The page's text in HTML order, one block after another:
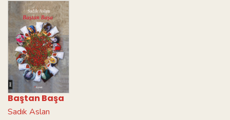
Baştan Başa
Sadık Aslan